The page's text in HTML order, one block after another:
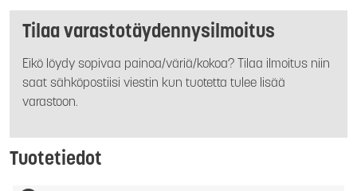
Tilaa varastotäydennysilmoitus
Eikö löydy sopivaa painoa/väriä/kokoa? Tilaa ilmoitus niin
saat sähköpostiisi viestin kun tuotetta tulee lisää
varastoon.
Tuotetiedot